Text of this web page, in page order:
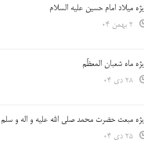
میلاد امام حسین علیه السلام
ماه شعبان المعظّم
مبعث حضرت محمد صلی الله علیه و اله و سلم